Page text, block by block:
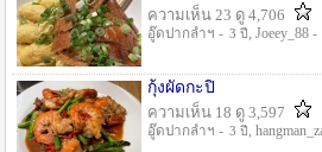
ความเห็น 23 ดู 4,706
อู๊ดปากลำฯ - 3 ปี , Joeey_88 -
กุ้งผัดกะปิ
ความเห็น 18 ดู 3,597
อู๊ดปากลำฯ - 3 ปี ,